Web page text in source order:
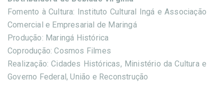
Fomento à Cultura: Instituto Cultural Ingá e Associação
Comercial e Empresarial de Maringá
Produção: Maringá Histórica
Coprodução: Cosmos Filmes
Realização: Cidades Históricas, Ministério da Cultura e
Governo Federal, União e Reconstrução